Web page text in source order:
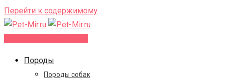
Перейти к содержимому
Породы
Породы собак